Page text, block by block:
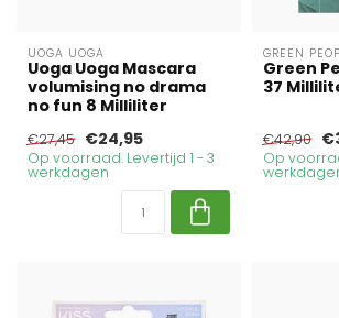
UOGA UOGA
Uoga Uoga Mascara
volumising no drama
no fun 8 Milliliter
€27,45 €24,95
Op voorraad. Levertijd 1 - 3
werkdagen
GREEN
Green
37
€42,90
Op